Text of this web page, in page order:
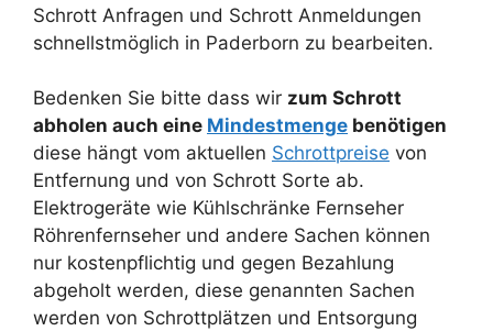
Schrott Anfragen und Schrott Anmeldungen
schnellstmöglich in Paderborn zu bearbeiten.
Bedenken Sie bitte dass wir zum Schrott
abholen auch eine Mindestmenge benötigen
diese hängt vom aktuellen Schrottpreise von
Entfernung und von Schrott Sorte ab.
Elektrogeräte wie Kühlschränke Fernseher
Röhrenfernseher und andere Sachen können
nur kostenpflichtig und gegen Bezahlung
abgeholt werden, diese genannten Sachen
werden von Schrottplätzen und Entsorgung